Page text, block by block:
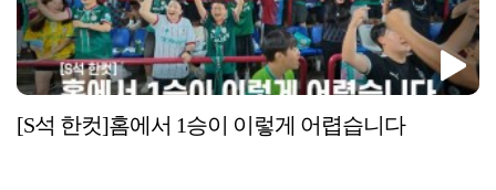
[S석 한컷]홈에서 1승이 이렇게 어렵습니다